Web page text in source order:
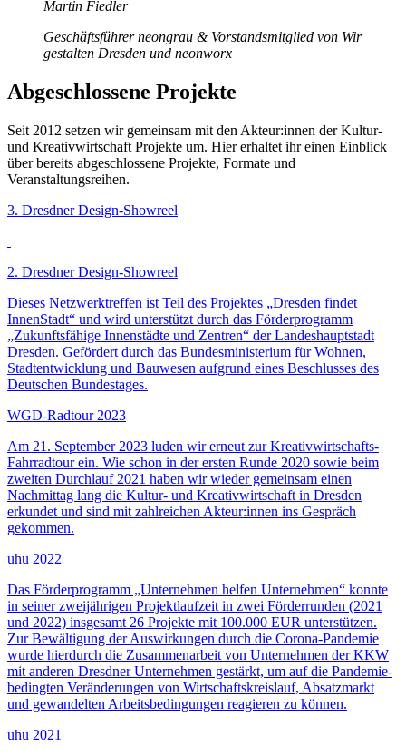
Martin Fiedler
Geschäftsführer neongrau & Vorstandsmitglied von Wir
gestalten Dresden und neonworx
Abgeschlossene Projekte
Seit 2012 setzen wir gemeinsam mit den Akteur:innen der Kultur-
und Kreativwirtschaft Projekte um. Hier erhaltet ihr einen Einblick
über bereits abgeschlossene Projekte, Formate und
Veranstaltungsreihen.
3. Dresdner Design-Showreel
2. Dresdner Design-Showreel
Dieses Netzwerktreffen ist Teil des Projektes „Dresden findet
InnenStadt“ und wird unterstützt durch das Förderprogramm
„Zukunftsfähige Innenstädte und Zentren“ der Landeshauptstadt
Dresden. Gefördert durch das Bundesministerium für Wohnen,
Stadtentwicklung und Bauwesen aufgrund eines Beschlusses des
Deutschen Bundestages.
WGD-Radtour 2023
Am 21. September 2023 luden wir erneut zur Kreativwirtschafts-
Fahrradtour ein. Wie schon in der ersten Runde 2020 sowie beim
zweiten Durchlauf 2021 haben wir wieder gemeinsam einen
Nachmittag lang die Kultur- und Kreativwirtschaft in Dresden
erkundet und sind mit zahlreichen Akteur:innen ins Gespräch
gekommen.
uhu 2022
Das Förderprogramm „Unternehmen helfen Unternehmen“ konnte
in seiner zweijährigen Projektlaufzeit in zwei Förderrunden (2021
und 2022) insgesamt 26 Projekte mit 100.000 EUR unterstützen.
Zur Bewältigung der Auswirkungen durch die Corona-Pandemie
wurde hierdurch die Zusammenarbeit von Unternehmen der KKW
mit anderen Dresdner Unternehmen gestärkt, um auf die Pandemie-
bedingten Veränderungen von Wirtschaftskreislauf, Absatzmarkt
und gewandelten Arbeitsbedingungen reagieren zu können.
uhu 2021